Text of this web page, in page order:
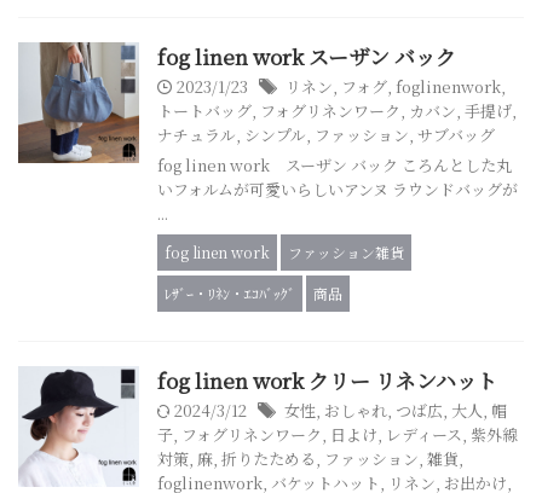
fog linen work スーザン バック
2023/1/23 リネン, フォグ, foglinenwork,
トートバッグ, フォグリネンワーク, カバン, 手提げ,
ナチュラル, シンプル, ファッション, サブバッグ
fog linen work スーザン バック ころんとした丸
いフォルムが可愛いらしいアンヌ ラウンドバッグが
...
fog linen work
ファッション雑貨
ﾚｻﾞｰ・ﾘﾈﾝ・ｴｺﾊﾞｯｸﾞ
商品
fog linen work クリー リネンハット
2024/3/12 女性, おしゃれ, つば広, 大人, 帽
子, フォグリネンワーク, 日よけ, レディース, 紫外線
対策, 麻, 折りたためる, ファッション, 雑貨,
foglinenwork, バケットハット, リネン, お出かけ,